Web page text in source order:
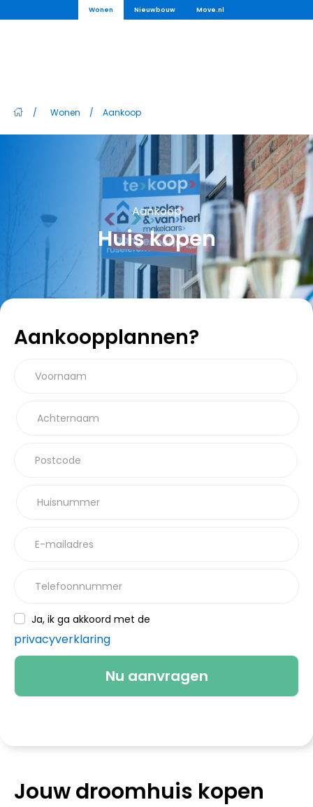
Wonen Nieuwbouw Move.nl
/ Wonen / Aankoop
Aankoop
Huis kopen
Aankoopplannen?
Voornaam
Achternaam
Postcode
Huisnummer
E-mailadres
Telefoonnummer
Ja, ik ga akkoord met de
privacyverklaring
Jouw droomhuis kopen